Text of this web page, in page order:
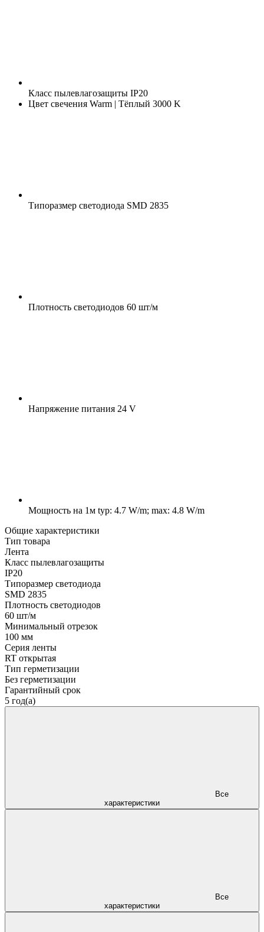
Класс пылевлагозащиты IP20
Цвет свечения Warm | Тёплый 3000 K
Типоразмер светодиода SMD 2835
Плотность светодиодов 60 шт/м
Напряжение питания 24 V
Мощность на 1м typ: 4.7 W/m; max: 4.8 W/m
Общие характеристики
Тип товара
Лента
Класс пылевлагозащиты
IP20
Типоразмер светодиода
SMD 2835
Плотность светодиодов
60 шт/м
Минимальный отрезок
100 мм
Серия ленты
RT открытая
Тип герметизации
Без герметизации
Гарантийный срок
5 год(а)
характеристики
характеристики